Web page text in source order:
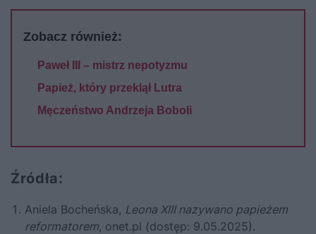
Zobacz również:
Paweł III – mistrz nepotyzmu
Papież, który przeklął Lutra
Męczeństwo Andrzeja Boboli
Źródła:
Aniela Bocheńska, Leona XIII nazywano papieżem
reformatorem, onet.pl (dostęp: 9.05.2025).